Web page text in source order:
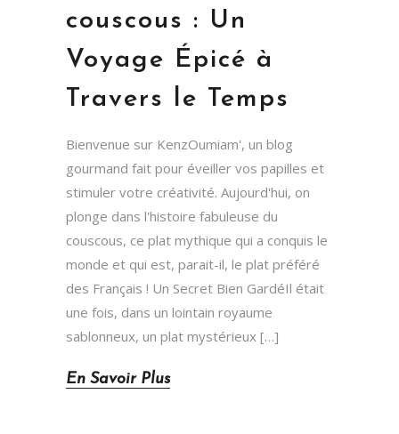
couscous : Un
Voyage Épicé à
Travers le Temps
Bienvenue sur KenzOumiam', un blog
gourmand fait pour éveiller vos papilles et
stimuler votre créativité. Aujourd'hui, on
plonge dans l'histoire fabuleuse du
couscous, ce plat mythique qui a conquis le
monde et qui est, parait-il, le plat préféré
des Français ! Un Secret Bien GardéIl était
une fois, dans un lointain royaume
sablonneux, un plat mystérieux […]
En Savoir Plus